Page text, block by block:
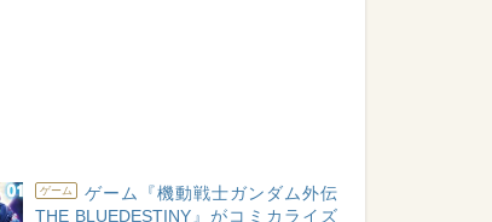
ゲーム
ゲーム『機動戦士ガンダム外伝
THE BLUEDESTINY』がコミカライズ